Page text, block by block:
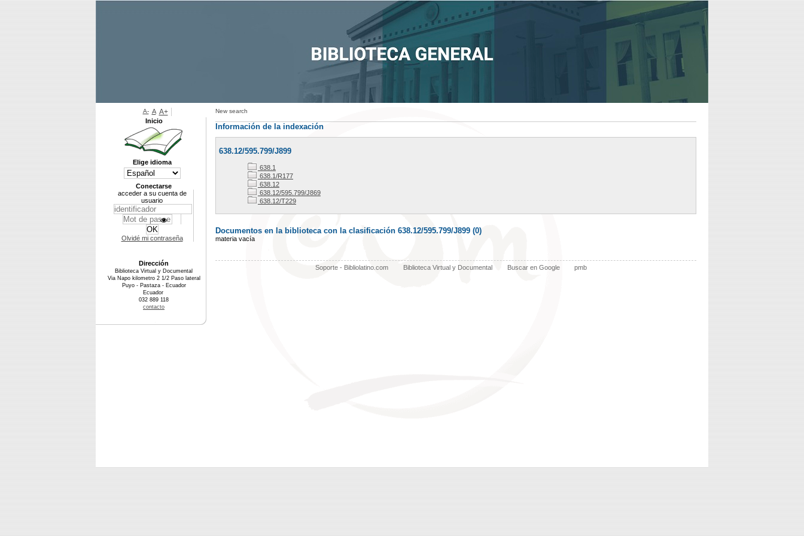
New search
Información de la indexación
638.12/595.799/J899
638.1
638.1/R177
638.12
638.12/595.799/J869
638.12/T229
Documentos en la biblioteca con la clasificación 638.12/595.799/J899 (0)
materia vacía
Soporte - Bibliolatino.com Biblioteca Virtual y Documental Buscar en Google pmb
A- A A+
Inicio
Elige idioma
Conectarse
acceder a su cuenta de
usuario
Olvidé mi contraseña
Dirección
Biblioteca Virtual y Documental
Via Napo kilometro 2 1/2 Paso lateral
Puyo - Pastaza - Ecuador
Ecuador
032 889 118
contacto